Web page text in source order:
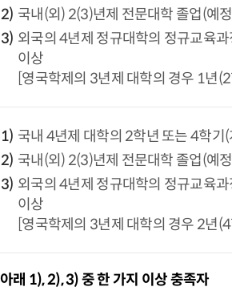
국내(외) 2(3)년제 전문대학 졸업(예
외국의 4년제 정규대학의 정규교육
이상
[영국학제의 3년제 대학의 경우 1년
국내 4년제 대학의 2학년 또는 4학기
국내(외) 2(3)년제 전문대학 졸업(예
외국의 4년제 정규대학의 정규교육
이상
[영국학제의 3년제 대학의 경우 2년
아래 1), 2), 3) 중 한 가지 이상 충족자